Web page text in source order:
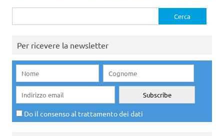
per:
Per ricevere la newsletter
Do il consenso al trattamento dei dati